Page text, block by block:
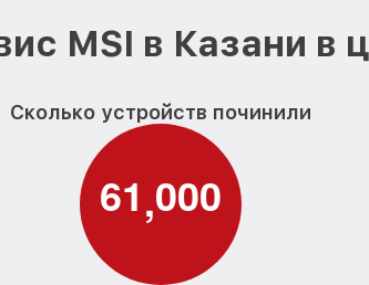
MSI в Казани в
Сколько устройств починили
61,000